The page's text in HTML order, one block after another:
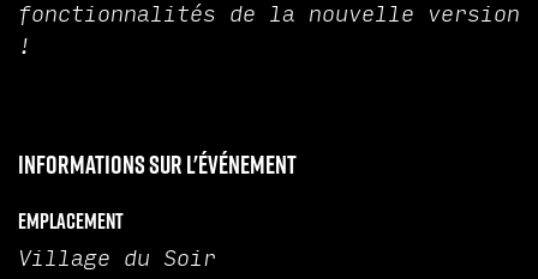
fonctionnalités de la nouvelle version
!
Informations sur l'événement
Emplacement
Village du Soir